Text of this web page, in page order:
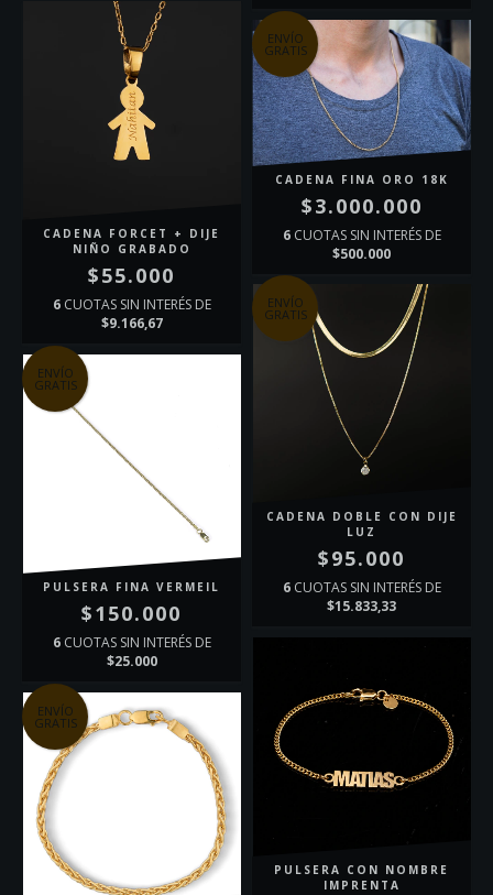
CADENA FORCET + DIJE
NIÑO GRABADO
$55.000
6 CUOTAS SIN INTERÉS DE
$9.166,67
ENVÍO
GRATIS
CADENA FINA ORO 18K
$3.000.000
6 CUOTAS SIN INTERÉS DE
$500.000
ENVÍO
GRATIS
PULSERA FINA VERMEIL
$150.000
6 CUOTAS SIN INTERÉS DE
$25.000
ENVÍO
GRATIS
CADENA DOBLE CON DIJE
LUZ
$95.000
6 CUOTAS SIN INTERÉS DE
$15.833,33
ENVÍO
GRATIS
PULSERA CON NOMBRE
IMPRENTA